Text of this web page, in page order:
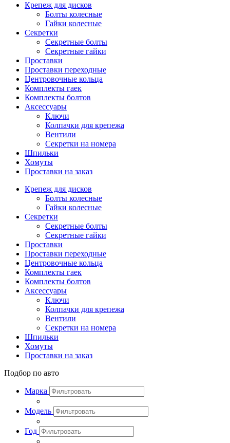
Крепеж для дисков
Болты колесные
Гайки колесные
Секретки
Секретные болты
Секретные гайки
Проставки
Проставки переходные
Центровочные кольца
Комплекты гаек
Комплекты болтов
Аксессуары
Ключи
Колпачки для крепежа
Вентили
Секретки на номера
Шпильки
Хомуты
Проставки на заказ
Крепеж для дисков
Болты колесные
Гайки колесные
Секретки
Секретные болты
Секретные гайки
Проставки
Проставки переходные
Центровочные кольца
Комплекты гаек
Комплекты болтов
Аксессуары
Ключи
Колпачки для крепежа
Вентили
Секретки на номера
Шпильки
Хомуты
Проставки на заказ
Подбор по авто
Марка
Модель
Год